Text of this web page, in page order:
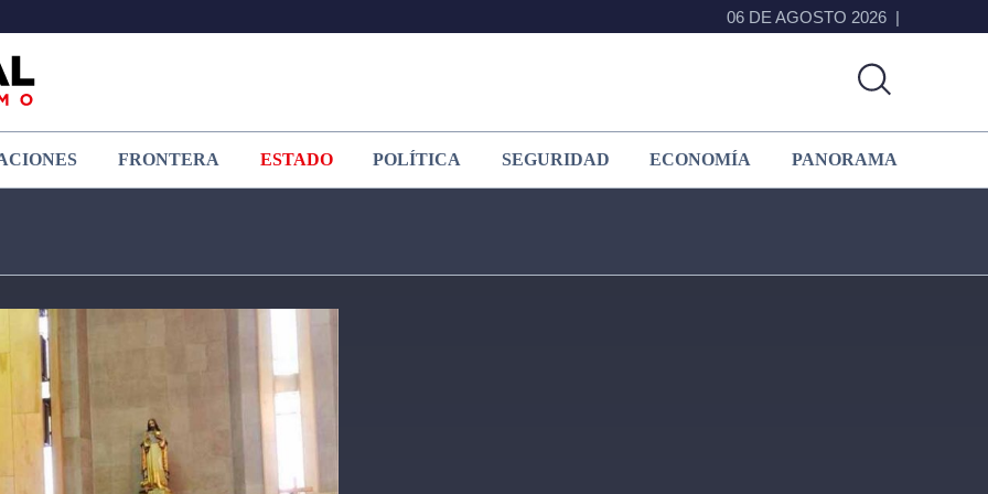
06 DE AGOSTO 2026
FRONTERA ESTADO POLÍTICA SEGURIDAD ECONOMÍA PANORAMA